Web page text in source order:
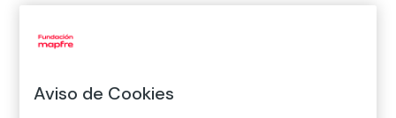
A
H
J K
Aviso de Cookies